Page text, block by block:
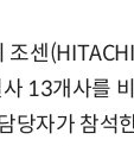
조센
13개사를
당자가 참석